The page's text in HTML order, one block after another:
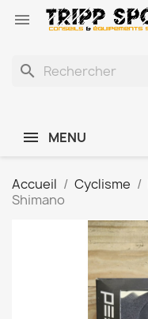

search
MENU
Accueil Cyclisme
Shimano